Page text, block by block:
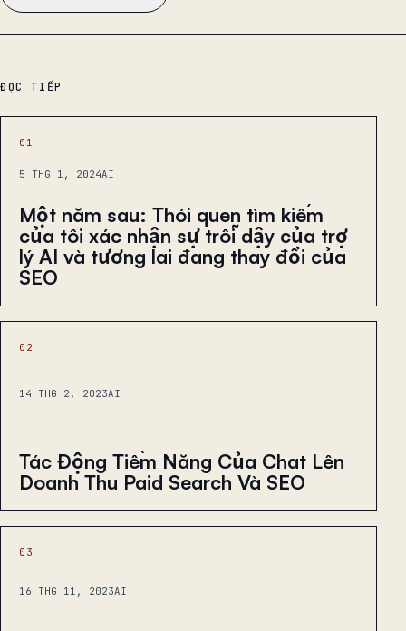
ĐỌC TIẾP
01
5 THG 1, 2024AI
Một năm sau: Thói quen tìm kiếm
của tôi xác nhận sự trỗi dậy của trợ
lý AI và tương lai đang thay đổi của
SEO
02
14 THG 2, 2023AI
Tác Động Tiềm Năng Của Chat Lên
Doanh Thu Paid Search Và SEO
03
16 THG 11, 2023AI